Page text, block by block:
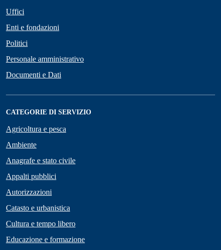
Uffici
Enti e fondazioni
Politici
Personale amministrativo
Documenti e Dati
CATEGORIE DI SERVIZIO
Agricoltura e pesca
Ambiente
Anagrafe e stato civile
Appalti pubblici
Autorizzazioni
Catasto e urbanistica
Cultura e tempo libero
Educazione e formazione